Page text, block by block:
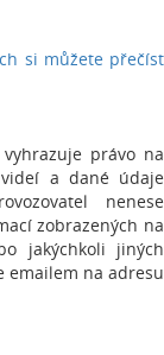
si můžete přečíst
právo na
a dané údaje
nenese
zobrazených na
jakýchkoli jiných
emailem na adresu